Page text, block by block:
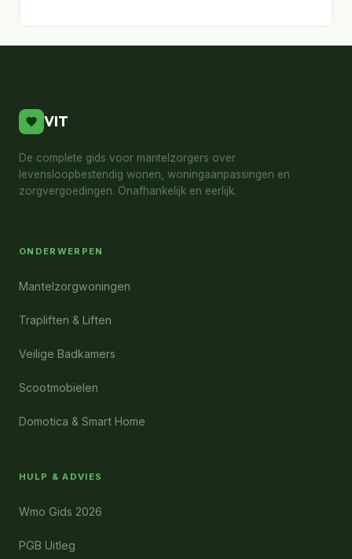
VIT
De complete gids voor mantelzorgers over
levensloopbestendig wonen, woningaanpassingen en
zorgvergoedingen. Onafhankelijk en eerlijk.
ONDERWERPEN
Mantelzorgwoningen
Trapliften & Liften
Veilige Badkamers
Scootmobielen
Domotica & Smart Home
HULP & ADVIES
Wmo Gids 2026
PGB Uitleg